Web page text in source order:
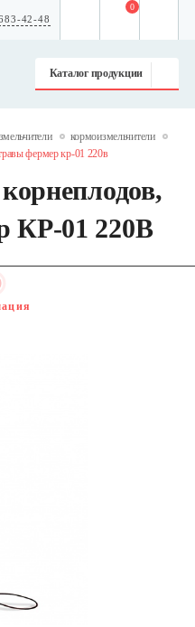
42-48
Каталог продукции
0
кормоизмельчители
фермер кр-01 220в
КР-01 220В